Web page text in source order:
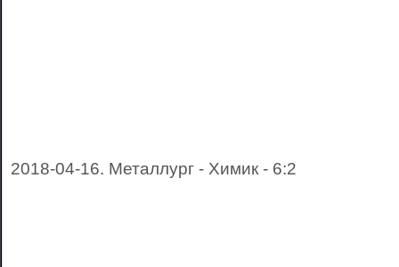
2018-04-16. Металлург - Химик - 6:2